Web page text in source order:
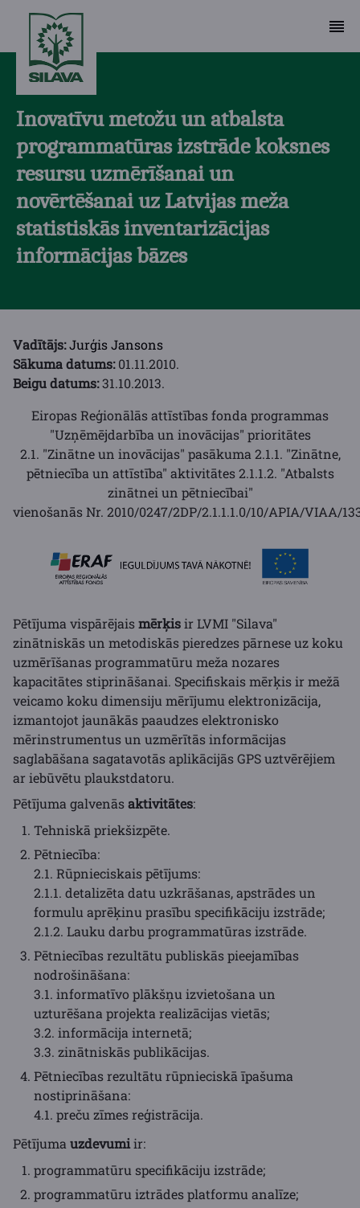
Inovatīvu metožu un atbalsta
programmatūras izstrāde koksnes
resursu uzmērīšanai un
novērtēšanai uz Latvijas meža
statistiskās inventarizācijas
informācijas bāzes
Vadītājs:Jurģis Jansons
Sākuma datums:01.11.2010.
Beigu datums:31.10.2013.
Eiropas Reģionālās attīstības fonda programmas
"Uzņēmējdarbība un inovācijas" prioritātes
2.1. "Zinātne un inovācijas" pasākuma 2.1.1. "Zinātne,
pētniecība un attīstība" aktivitātes 2.1.1.2. "Atbalsts
zinātnei un pētniecībai"
vienošanāsNr. 2010/0247/2DP/2.1.1.1.0/10/APIA/VIAA/
Pētījuma vispārējaismērķisir LVMI "Silava"
zinātniskās un metodiskās pieredzes pārnese uz koku
uzmērīšanas programmatūru meža nozares
kapacitātes stiprināšanai. Specifiskais mērķis ir mežā
veicamo koku dimensiju mērījumu elektronizācija,
izmantojot jaunākās paaudzes elektronisko
mērinstrumentus un uzmērītās informācijas
saglabāšana sagatavotās aplikācijās GPS uztvērējiem
ar iebūvētu plaukstdatoru.
Pētījuma galvenāsaktivitātes:
Tehniskā priekšizpēte.
Pētniecība:
2.1. Rūpnieciskais pētījums:
2.1.1. detalizēta datu uzkrāšanas, apstrādes un
formulu aprēķinu prasību specifikāciju izstrāde;
2.1.2. Lauku darbu programmatūras izstrāde.
Pētniecības rezultātu publiskās pieejamības
nodrošināšana:
3.1. informatīvo plākšņu izvietošana un
uzturēšana projekta realizācijas vietās;
3.2. informācija internetā;
3.3. zinātniskās publikācijas.
Pētniecības rezultātu rūpnieciskā īpašuma
nostiprināšana:
4.1. preču zīmes reģistrācija.
Pētījuma uzdevumiir:
programmatūru specifikāciju izstrāde;
programmatūru iztrādes platformu analīze;